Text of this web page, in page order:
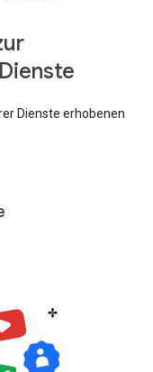
Dienste erhobenen